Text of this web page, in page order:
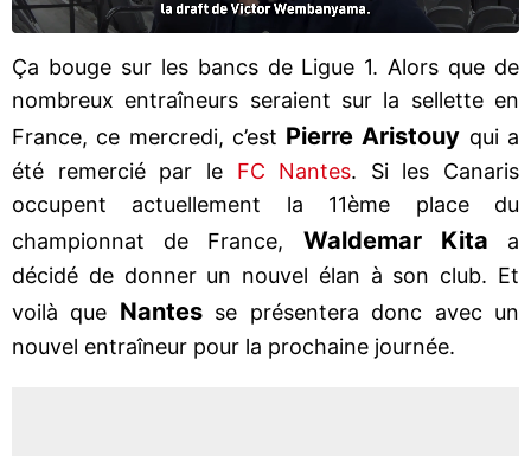
Ça bouge sur les bancs de Ligue 1. Alors que de
nombreux entraîneurs seraient sur la sellette en
France, ce mercredi, c’est Pierre Aristouy qui a
été remercié par le FC Nantes. Si les Canaris
occupent actuellement la 11ème place du
championnat de France, Waldemar Kita a
décidé de donner un nouvel élan à son club. Et
voilà que Nantesse présentera donc avec un
nouvel entraîneur pour la prochaine journée.